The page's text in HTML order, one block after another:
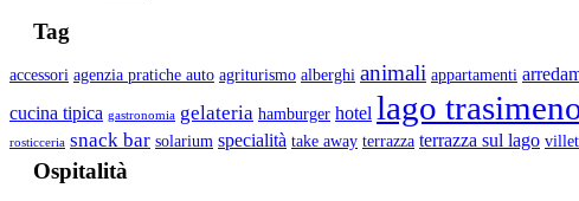
Tag
accessori agenzia pratiche auto agriturismo alberghi animali appartamenti
cucina tipica gastronomia gelateria hamburger hotel lago
rosticceria snack bar solarium specialità take away terrazza terrazza sul lago
Ospitalità